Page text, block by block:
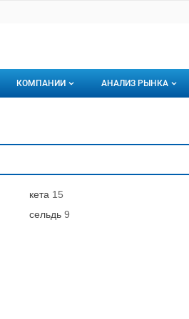
КОМПАНИИ
О каталоге компаний
Премиум размещение
АНАЛИЗ РЫНКА
Подписаться на
кета 15
сельдь 9